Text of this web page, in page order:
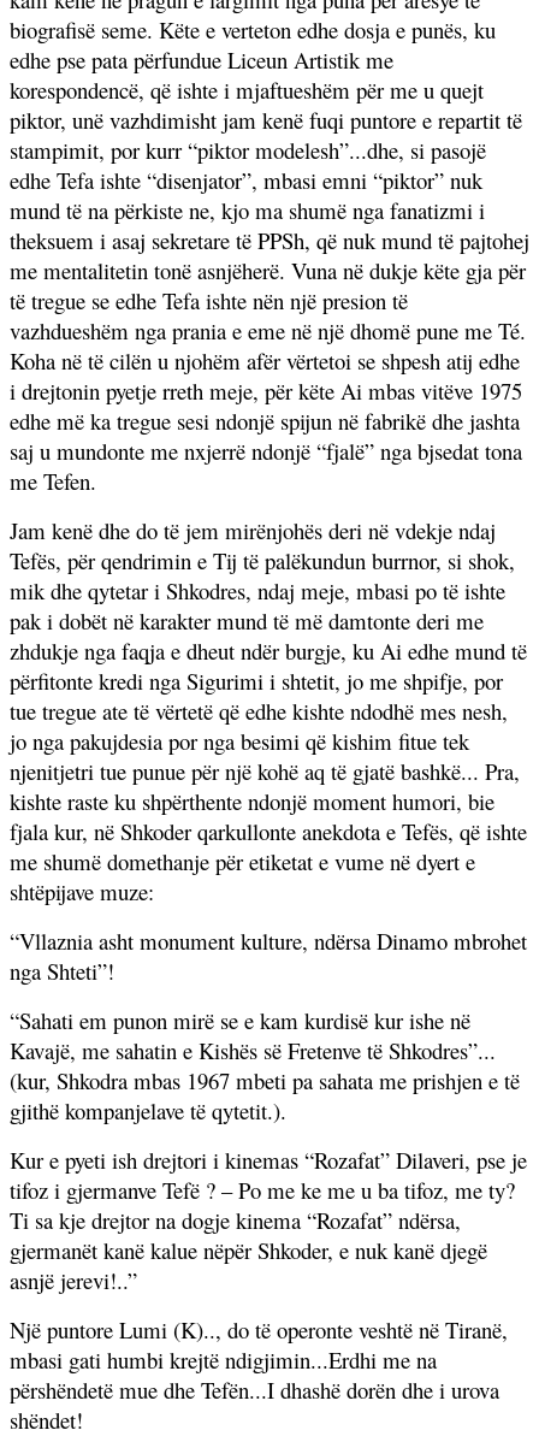
biografisë seme. Këte e verteton edhe dosja e punës, ku
edhe pse pata përfundue Liceun Artistik me
korespondencë, që ishte i mjaftueshëm për me u quejt
piktor, unë vazhdimisht jam kenë fuqi puntore e repartit të
stampimit, por kurr “piktor modelesh”...dhe, si pasojë
edhe Tefa ishte “disenjator”, mbasi emni “piktor” nuk
mund të na përkiste ne, kjo ma shumë nga fanatizmi i
theksuem i asaj sekretare të PPSh, që nuk mund të pajtohej
me mentalitetin tonë asnjëherë. Vuna në dukje këte gja për
të tregue se edhe Tefa ishte nën një presion të
vazhdueshëm nga prania e eme në një dhomë pune me Té.
Koha në të cilën u njohëm afër vërtetoi se shpesh atij edhe
i drejtonin pyetje rreth meje, për këte Ai mbas vitëve 1975
edhe më ka tregue sesi ndonjë spijun në fabrikë dhe jashta
saj u mundonte me nxjerrë ndonjë “fjalë” nga bjsedat tona
me Tefen.
Jam kenë dhe do të jem mirënjohës deri në vdekje ndaj
Tefës, për qendrimin e Tij të palëkundun burrnor, si shok,
mik dhe qytetar i Shkodres, ndaj meje, mbasi po të ishte
pak i dobët në karakter mund të më damtonte deri me
zhdukje nga faqja e dheut ndër burgje, ku Ai edhe mund të
përfitonte kredi nga Sigurimi i shtetit, jo me shpifje, por
tue tregue ate të vërtetë që edhe kishte ndodhë mes nesh,
jo nga pakujdesia por nga besimi që kishim fitue tek
njenitjetri tue punue për një kohë aq të gjatë bashkë... Pra,
kishte raste ku shpërthente ndonjë moment humori, bie
fjala kur, në Shkoder qarkullonte anekdota e Tefës, që ishte
me shumë domethanje për etiketat e vume në dyert e
shtëpijave muze:
“Vllaznia asht monument kulture, ndërsa Dinamo mbrohet
nga Shteti”!
“Sahati em punon mirë se e kam kurdisë kur ishe në
Kavajë, me sahatin e Kishës së Fretenve të Shkodres”...
(kur, Shkodra mbas 1967 mbeti pa sahata me prishjen e të
gjithë kompanjelave të qytetit.).
Kur e pyeti ish drejtori i kinemas “Rozafat” Dilaveri, pse je
tifoz i gjermanve Tefë ? – Po me ke me u ba tifoz, me ty?
Ti sa kje drejtor na dogje kinema “Rozafat” ndërsa,
gjermanët kanë kalue nëpër Shkoder, e nuk kanë djegë
asnjë jerevi!..”
Një puntore Lumi (K).., do të operonte veshtë në Tiranë,
mbasi gati humbi krejtë ndigjimin...Erdhi me na
përshëndetë mue dhe Tefën...I dhashë dorën dhe i urova
shëndet!